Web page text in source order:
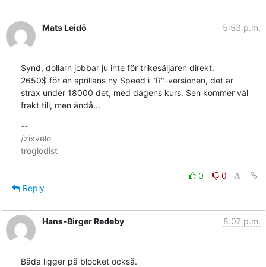
Mats Leidö 5:53 p.m.
Synd, dollarn jobbar ju inte för trikesäljaren direkt.
2650$ för en sprillans ny Speed i "R"-versionen, det är
strax under 18000 det, med dagens kurs. Sen kommer väl
frakt till, men ändå...
--
/zixvelo
troglodist
0
0
Reply
Hans-Birger Redeby 8:07 p.m.
Båda ligger på blocket också.